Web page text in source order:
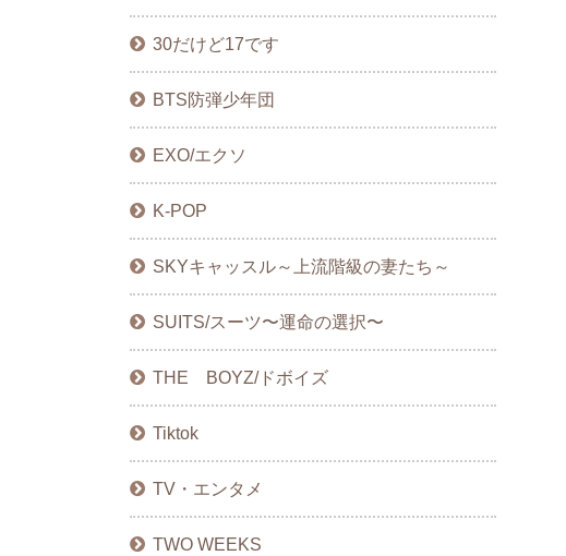
30だけど17です
BTS防弾少年団
EXO/エクソ
K-POP
SKYキャッスル～上流階級の妻たち～
SUITS/スーツ〜運命の選択〜
THE BOYZ/ドボイズ
Tiktok
TV・エンタメ
TWO WEEKS